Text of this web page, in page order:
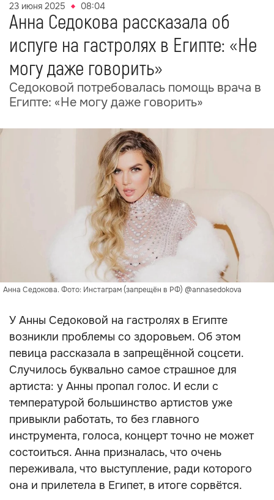
23 июня 2025 08:04
Анна Седокова рассказала об
испуге на гастролях в Египте: «Не
могу даже говорить»
Седоковой потребовалась помощь врача в
Египте: «Не могу даже говорить»
Анна Седокова. Фото: Инстаграм (запрещён в РФ) @annasedokova
У Анны Седоковой на гастролях в Египте
возникли проблемы со здоровьем. Об этом
певица рассказала в запрещённой соцсети.
Случилось буквально самое страшное для
артиста: у Анны пропал голос. И если с
температурой большинство артистов уже
привыкли работать, то без главного
инструмента, голоса, концерт точно не может
состоиться. Анна призналась, что очень
переживала, что выступление, ради которого
она и прилетела в Египет, в итоге сорвётся.